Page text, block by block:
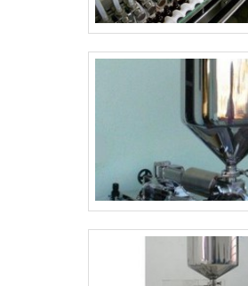
visita para acessar o site
sobre a empresa, os
produtos. .